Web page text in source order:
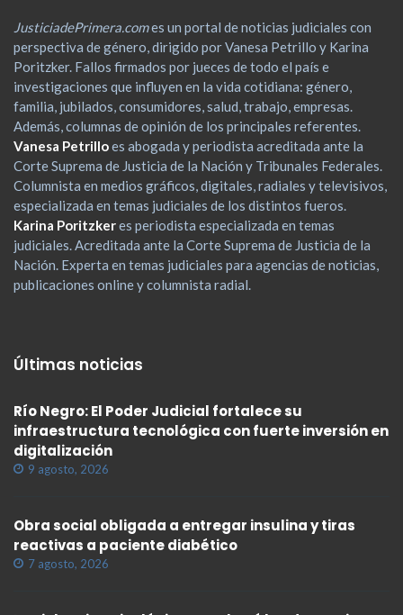
JusticiadePrimera.comes un portal de noticias judiciales con
perspectiva de género, dirigido por Vanesa Petrillo y Karina
Poritzker. Fallos firmados por jueces de todo el país e
investigaciones que influyen en la vida cotidiana: género,
familia, jubilados, consumidores, salud, trabajo, empresas.
Además, columnas de opinión de los principales referentes.
Vanesa Petrilloes abogada y periodista acreditada ante la
Corte Suprema de Justicia de la Nación y Tribunales Federales.
Columnista en medios gráficos, digitales, radiales y televisivos,
especializada en temas judiciales de los distintos fueros.
Karina Poritzkeres periodista especializada en temas
judiciales. Acreditada ante la Corte Suprema de Justicia de la
Nación. Experta en temas judiciales para agencias de noticias,
publicaciones online y columnista radial.
Últimas noticias
Río Negro: El Poder Judicial fortalece su
infraestructura tecnológica con fuerte inversión en
digitalización
9 agosto, 2026
Obra social obligada a entregar insulina y tiras
reactivas a paciente diabético
7 agosto, 2026